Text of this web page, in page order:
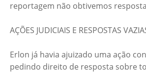
reportagem não obtivemos
AÇÕES JUDICIAIS E RESPOSTAS
Erlon já havia ajuizado uma ação
pedindo direito de resposta sobre